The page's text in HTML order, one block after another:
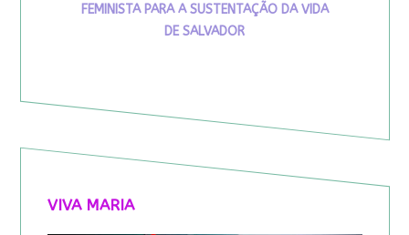
FEMINISTA PARA A SUSTENTAÇÃO DA VIDA
DE SALVADOR
VIVA MARIA